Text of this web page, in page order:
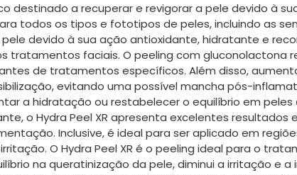
destinado a recuperar e revigorar a pele devido à
todos os tipos e fototipos de peles, incluindo as
pele devido à sua ação antioxidante, hidratante e
tratamentos faciais. O peeling com gluconolactona
de tratamentos específicos. Além disso,
evitando uma possível mancha pós-
a hidratação ou restabelecer o equilíbrio em
o Hydra Peel XR apresenta excelentes resultados
Inclusive, é ideal para ser aplicado em
O Hydra Peel XR é o peeling ideal para o
na queratinização da pele, diminui a irritação e